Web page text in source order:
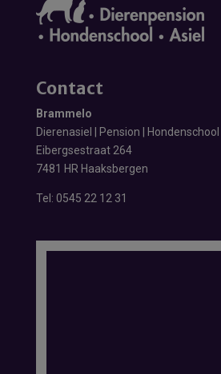
Contact
Brammelo
Dierenasiel | Pension | Hondenschool
Eibergsestraat 264
7481 HR Haaksbergen
Tel: 0545 22 12 31